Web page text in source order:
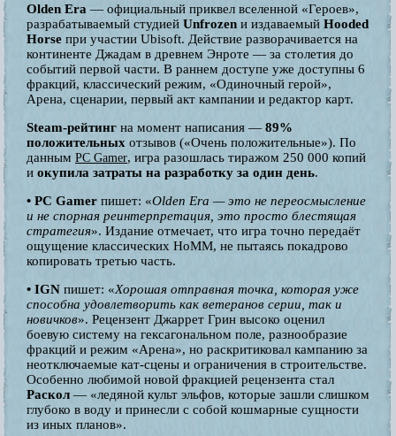
Olden Era — официальный приквел вселенной «Героев»,
разрабатываемый студией Unfrozen и издаваемый Hooded
Horse при участии Ubisoft. Действие разворачивается на
континенте Джадам в древнем Энроте — за столетия до
событий первой части. В раннем доступе уже доступны 6
фракций, классический режим, «Одиночный герой»,
Арена, сценарии, первый акт кампании и редактор карт.
Steam-рейтинг на момент написания — 89%
положительных отзывов («Очень положительные»). По
данным PC Gamer, игра разошлась тиражом 250 000 копий
и окупила затраты на разработку за один день.
• PC Gamer пишет: «Olden Era — это не переосмысление
и не спорная реинтерпретация, это просто блестящая
стратегия». Издание отмечает, что игра точно передаёт
ощущение классических HoMM, не пытаясь покадрово
копировать третью часть.
• IGN пишет: «Хорошая отправная точка, которая уже
способна удовлетворить как ветеранов серии, так и
новичков». Рецензент Джаррет Грин высоко оценил
боевую систему на гексагональном поле, разнообразие
фракций и режим «Арена», но раскритиковал кампанию за
неотключаемые кат-сцены и ограничения в строительстве.
Особенно любимой новой фракцией рецензента стал
Раскол — «ледяной культ эльфов, которые зашли слишком
глубоко в воду и принесли с собой кошмарные сущности
из иных планов».